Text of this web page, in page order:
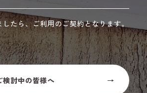
たら、ご利用のご契約となります。
検討中の皆様へ